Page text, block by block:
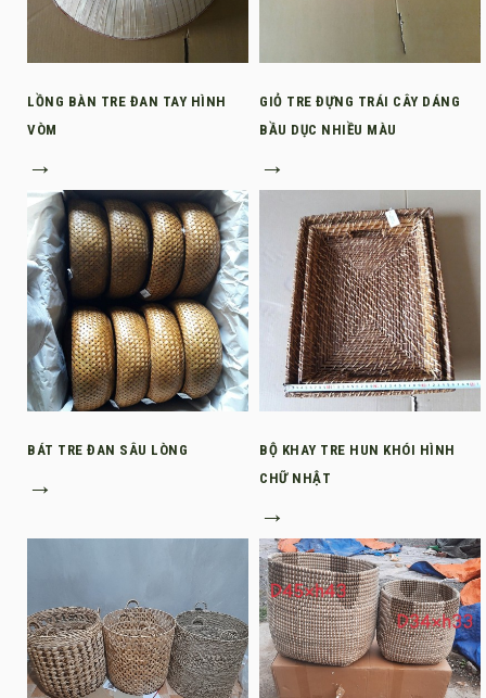
LỒNG BÀN TRE ĐAN TAY HÌNH
VÒM
→
GIỎ TRE ĐỰNG TRÁI CÂY DÁNG
BẦU DỤC NHIỀU MÀU
→
BÁT TRE ĐAN SÂU LÒNG
→
BỘ KHAY TRE HUN KHÓI HÌNH
CHỮ NHẬT
→